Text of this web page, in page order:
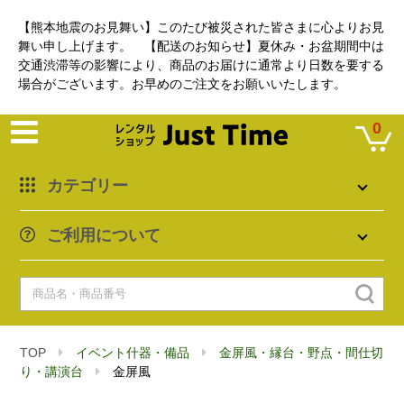
【熊本地震のお見舞い】このたび被災された皆さまに心よりお見
舞い申し上げます。 【配送のお知らせ】夏休み・お盆期間中は
交通渋滞等の影響により、商品のお届けに通常より日数を要する
場合がございます。お早めのご注文をお願いいたします。
カテゴリー
ご利用について
0
TOP イベント什器・備品
金屏風・縁台・野点・間仕切
り・講演台
金屏風